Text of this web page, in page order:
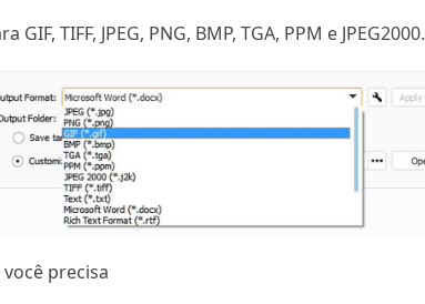
TIFF, JPEG, PNG, BMP, TGA, PPM e JPEG2000.
precisa